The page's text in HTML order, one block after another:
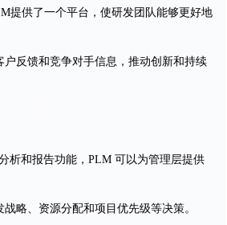
提供了一个平台，使研发团队能够更好地
户反馈和竞争对手信息，推动创新和持续
析和报告功能，PLM 可以为管理层提供
略、资源分配和项目优先级等决策。